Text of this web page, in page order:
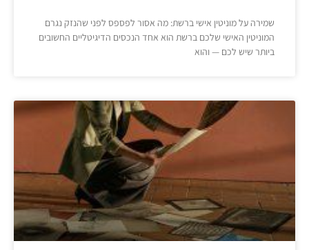
שמירה על מוניטין אישי ברשת: מה אסור לפספס לפני שהנזק נגרם
המוניטין האישי שלכם ברשת הוא אחד הנכסים הדיגיטליים החשובים
ביותר שיש לכם — והוא